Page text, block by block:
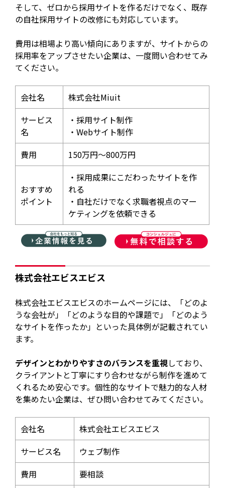
そして、ゼロから採用サイトを作るだけでなく、既存
の自社採用サイトの改修にも対応しています。
費用は相場より高い傾向にありますが、サイトからの
採用率をアップさせたい企業は、一度問い合わせてみ
てください。
会社名
株式会社Miuit​
サービス
名
・採用サイト制作
・Webサイト制作
費用
150万円〜800万円
おすすめ
ポイント
・採用成果にこだわったサイトを作
れる
・自社だけでなく求職者視点のマー
ケティングを依頼できる
株式会社エビスエビス
株式会社エビスエビスのホームページには、「どのよ
うな会社が」「どのような目的や課題で」「どのよう
なサイトを作ったか」といった具体例が記載されてい
ます。
デザインとわかりやすさのバランスを重視しており、
クライアントと丁寧にすり合わせながら制作を進めて
くれるため安心です。個性的なサイトで魅力的な人材
を集めたい企業は、ぜひ問い合わせてみてください。
会社名
株式会社エビスエビス
サービス名
ウェブ制作
費用
要相談